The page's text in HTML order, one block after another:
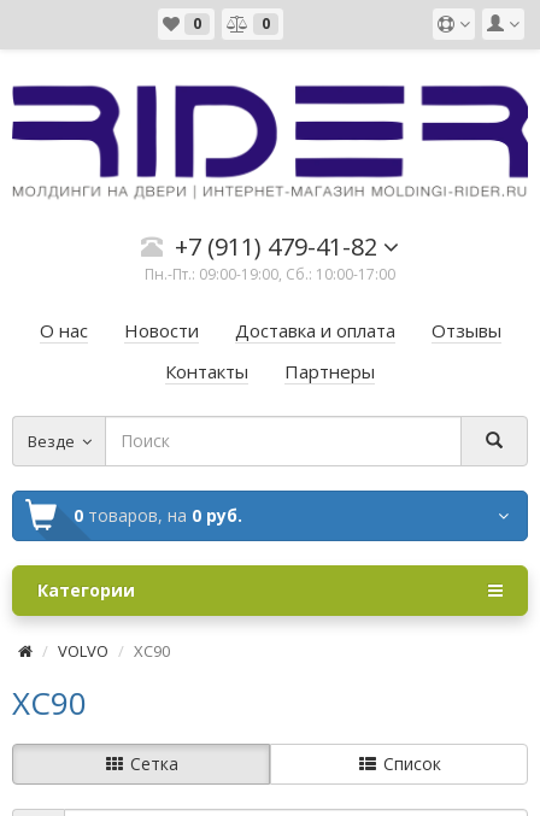
0 0
+7 (911) 479-41-82
Пн.-Пт.: 09:00-19:00, Сб.: 10:00-17:00
О нас Новости Доставка и оплата
Отзывы
Контакты
Партнеры
Везде
0 товаров, на 0 руб.
Категории
VOLVO XC90
XC90
Сетка Список